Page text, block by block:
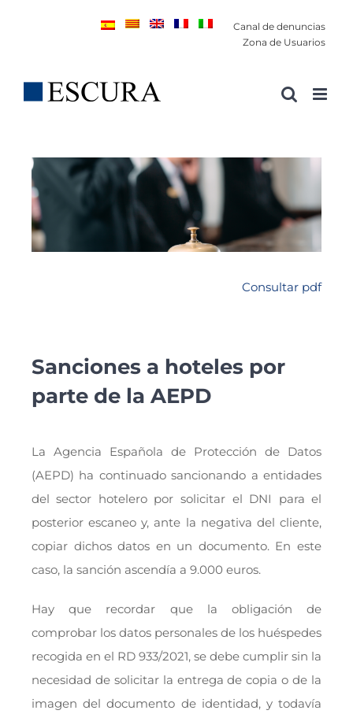
Canal de denuncias
Zona de Usuarios
Consultar pdf
Sanciones a hoteles por
parte de la AEPD
La Agencia Española de Protección de Datos
(AEPD) ha continuado sancionando a entidades
del sector hotelero por solicitar el DNI para el
posterior escaneo y, ante la negativa del cliente,
copiar dichos datos en un documento. En este
caso, la sanción ascendía a 9.000 euros.
Hay que recordar que la obligación de
comprobar los datos personales de los huéspedes
recogida en el RD 933/2021, se debe cumplir sin la
necesidad de solicitar la entrega de copia o de la
imagen del documento de identidad, y todavía